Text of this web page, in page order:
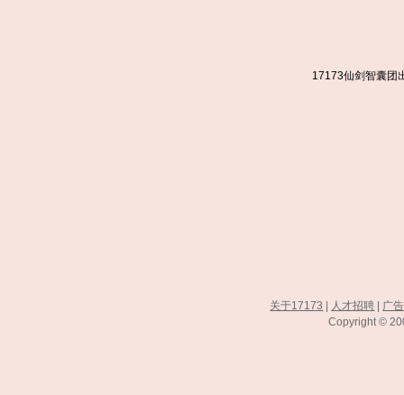
17173仙剑智囊团
关于17173 人才招聘
广
Copyright ©